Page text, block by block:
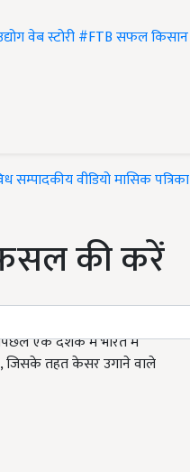
वेब स्टोरी#FTBसफल किसान
सम्पादकीयवीडियोमासिक पत्रिका
की करें
एक दशक में भारत में
जिसके तहत केसर उगाने वाले